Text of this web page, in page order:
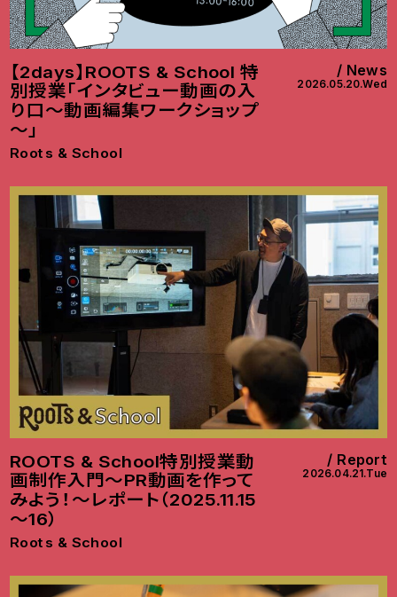
【2days】ROOTS & School 特
別授業「インタビュー動画の入
り口～動画編集ワークショップ
～」
Roots & School
News
2026.05.20.Wed
ROOTS & School特別授業動
画制作入門～PR動画を作って
みよう！～レポート（2025.11.15
～16）
Roots & School
Report
2026.04.21.Tue